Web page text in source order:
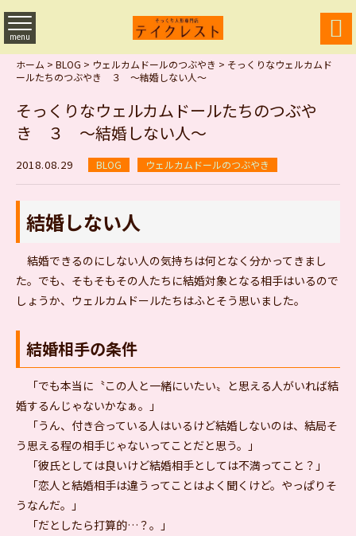
menu 
ホーム > BLOG > ウェルカムドールのつぶやき > そっくりなウェルカムド
ールたちのつぶやき ３ ～結婚しない人～
そっくりなウェルカムドールたちのつぶや
き ３ ～結婚しない人～
2018.08.29 BLOG ウェルカムドールのつぶやき
結婚しない人
結婚できるのにしない人の気持ちは何となく分かってきまし
た。でも、そもそもその人たちに結婚対象となる相手はいるので
しょうか、ウェルカムドールたちはふとそう思いました。
結婚相手の条件
「でも本当に〝この人と一緒にいたい〟と思える人がいれば結
婚するんじゃないかなぁ。」
「うん、付き合っている人はいるけど結婚しないのは、結局そ
う思える程の相手じゃないってことだと思う。」
「彼氏としては良いけど結婚相手としては不満ってこと？」
「恋人と結婚相手は違うってことはよく聞くけど。やっぱりそ
うなんだ。」
「だとしたら打算的…？。」